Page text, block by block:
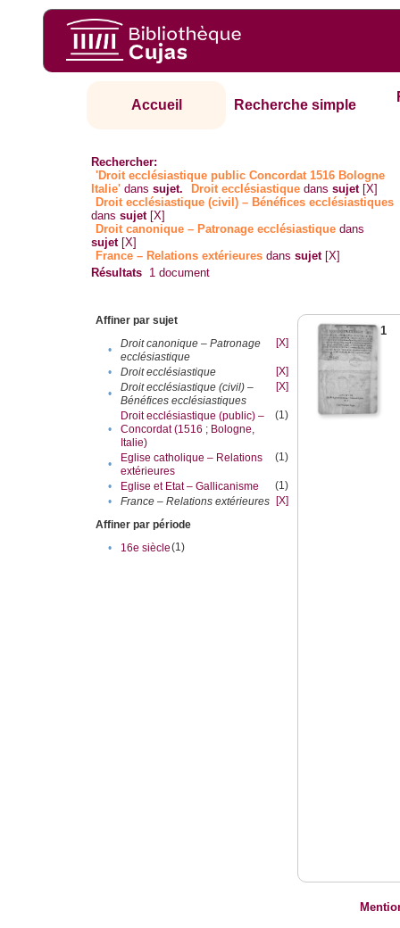
Accueil Recherche simple
Rechercher:
'Droit ecclésiastique public Concordat 1516 Bologne
Italie' danssujet. Droit ecclésiastique danssujet [X]
Droit ecclésiastique (civil) – Bénéfices ecclésiastiques
danssujet [X]
Droit canonique – Patronage ecclésiastique dans
sujet [X]
France – Relations extérieures danssujet [X]
Résultats 1 document
Affiner par sujet
•
Droit canonique – Patronage
ecclésiastique
[X]
• Droit ecclésiastique
[X]
•
Droit ecclésiastique (civil) –
Bénéfices ecclésiastiques
[X]
•
Droit ecclésiastique (public) –
Concordat (1516 ; Bologne,
Italie)
(1)
•
Eglise catholique – Relations
extérieures
(1)
• Eglise et Etat – Gallicanisme
(1)
•
France – Relations extérieures [X]
Affiner par période
•
16e siècle(1)
1